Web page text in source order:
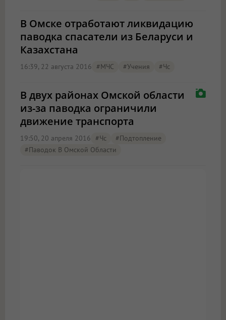
В Омске отработают ликвидацию
паводка спасатели из Беларуси и
Казахстана
16:39, 22 августа 2016 #МЧС #учения #чс
В двух районах Омской области
из-за паводка ограничили
движение транспорта
19:50, 20 апреля 2016 #чс
#подтопление
#паводок В Омской Области